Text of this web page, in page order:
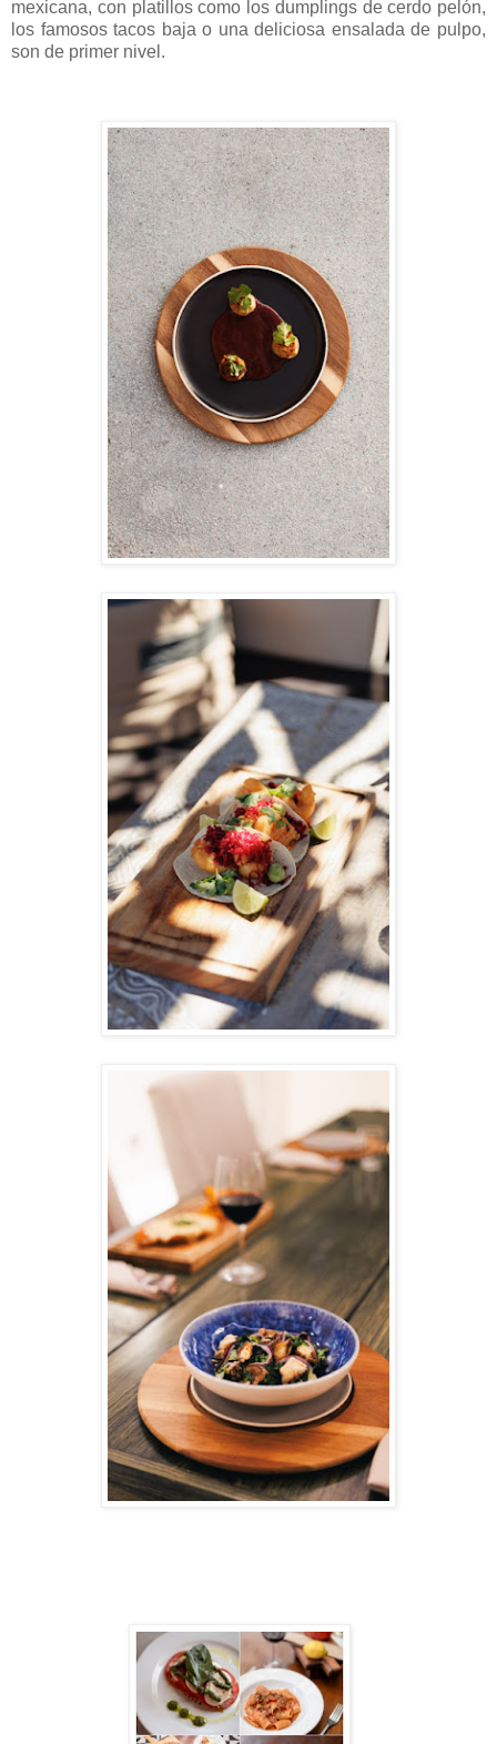
mexicana, con platillos como los dumplings de cerdo pelón,
los famosos tacos baja o una deliciosa ensalada de pulpo,
son de primer nivel.